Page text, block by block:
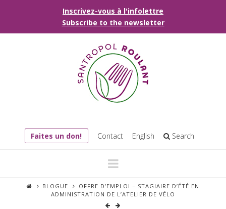
Inscrivez-vous à l'infolettre
Subscribe to the newsletter
Faites un don! Contact English Search
Navigation
BLOGUE
OFFRE D’EMPLOI – STAGIAIRE D’ÉTÉ EN
ADMINISTRATION DE L’ATELIER DE VÉLO